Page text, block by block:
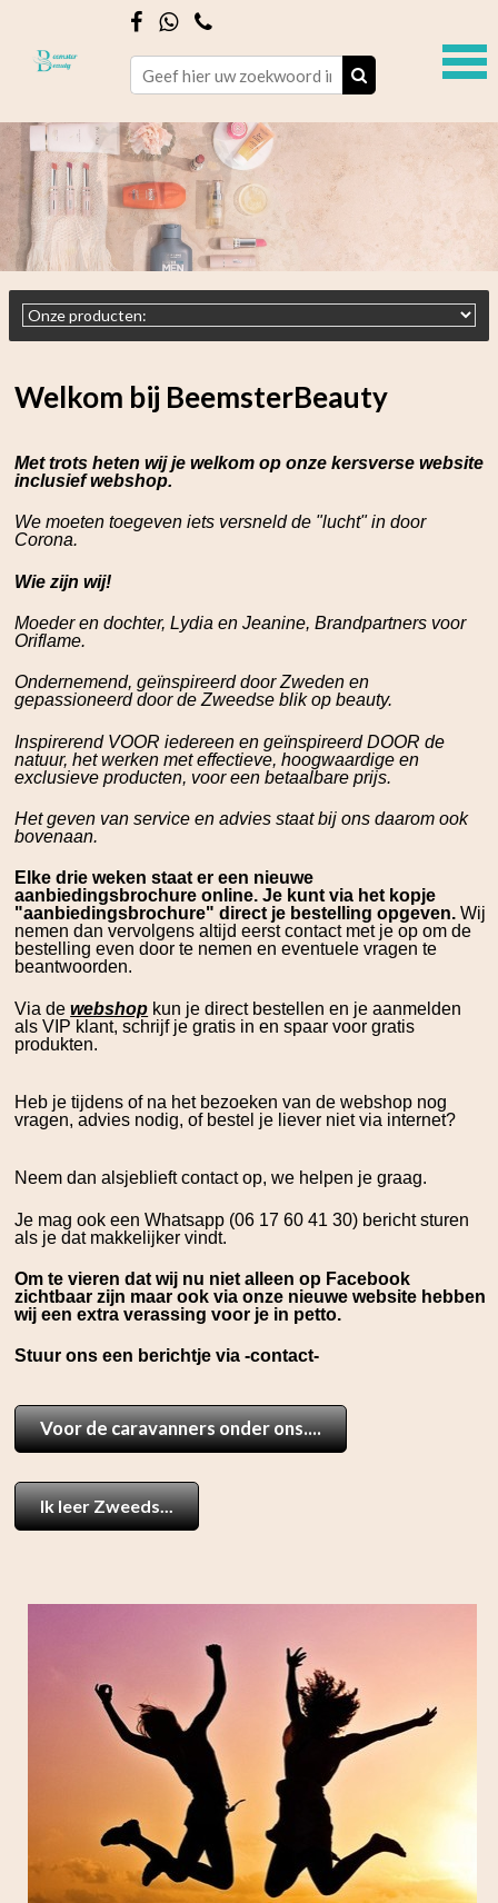
Welkom bij BeemsterBeauty
Met trots heten wij je welkom op onze kersverse website
inclusief webshop.
We moeten toegeven iets versneld de "lucht" in door
Corona.
Wie zijn wij!
Moeder en dochter, Lydia en Jeanine, Brandpartners voor
Oriflame.
Ondernemend, geïnspireerd door Zweden en
gepassioneerd door de Zweedse blik op beauty.
Inspirerend VOOR iedereen en geïnspireerd DOOR de
natuur, het werken met effectieve, hoogwaardige en
exclusieve producten, voor een betaalbare prijs.
Het geven van service en advies staat bij ons daarom ook
bovenaan.
Elke drie weken staat er een nieuwe
aanbiedingsbrochure online. Je kunt via het kopje
"aanbiedingsbrochure" direct je bestelling opgeven. Wij
nemen dan vervolgens altijd eerst contact met je op om de
bestelling even door te nemen en eventuele vragen te
beantwoorden.
Via dewebshop kun je direct bestellen en je aanmelden
als VIP klant, schrijf je gratis in en spaar voor gratis
produkten.
Heb je tijdens of na het bezoeken van de webshop nog
vragen, advies nodig, of bestel je liever niet via internet?
Neem dan alsjeblieftcontactop, we helpen je graag.
Je mag ook een Whatsapp (06 17 60 41 30) bericht sturen
als je dat makkelijker vindt.
Om te vieren dat wij nu niet alleen op Facebook
zichtbaar zijn maar ook via onze nieuwe website hebben
wij een extra verassing voor je in petto.
Stuur ons een berichtje via -contact-
Voor de caravanners onder ons....
Ik leer Zweeds...